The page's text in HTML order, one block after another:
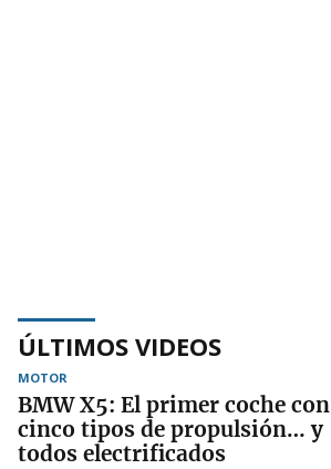
ÚLTIMOS VIDEOS
MOTOR
BMW X5: El primer coche con
cinco tipos de propulsión… y
todos electrificados